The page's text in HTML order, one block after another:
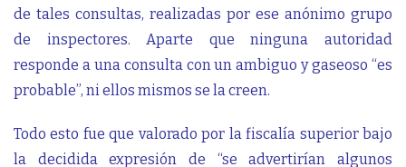
de tales consultas, realizadas por ese anónimo grupo
de inspectores. Aparte que ninguna autoridad
responde a una consulta con un ambiguo y gaseoso “es
probable”, ni ellos mismos se la creen.
Todo esto fue que valorado por la fiscalía superior bajo
la decidida expresión de “se advertirían algunos